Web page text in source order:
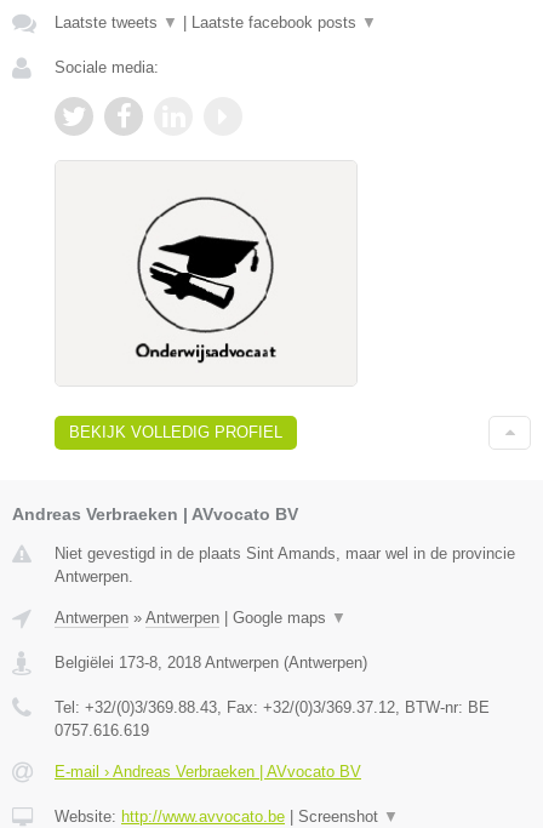
Laatste tweets ▼ Laatste facebook posts ▼
Sociale media:
BEKIJK VOLLEDIG PROFIEL
Andreas Verbraeken | AVvocato BV
Niet gevestigd in de plaats Sint Amands, maar wel in de provincie
Antwerpen.
Antwerpen » Antwerpen Google maps ▼
Belgiëlei 173-8, 2018 Antwerpen (Antwerpen)
Tel: +32/(0)3/369.88.43, Fax: +32/(0)3/369.37.12, BTW-nr: BE
0757.616.619
E-mail › Andreas Verbraeken | AVvocato BV
Website: http://www.avvocato.be Screenshot ▼